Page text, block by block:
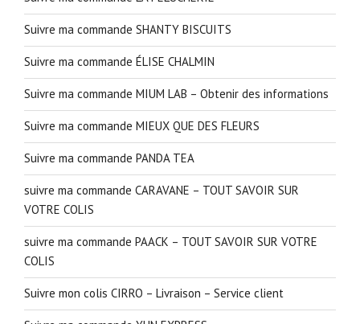
Suivre ma commande SHANTY BISCUITS
Suivre ma commande ÉLISE CHALMIN
Suivre ma commande MIUM LAB – Obtenir des informations
Suivre ma commande MIEUX QUE DES FLEURS
Suivre ma commande PANDA TEA
suivre ma commande CARAVANE – TOUT SAVOIR SUR
VOTRE COLIS
suivre ma commande PAACK – TOUT SAVOIR SUR VOTRE
COLIS
Suivre mon colis CIRRO – Livraison – Service client